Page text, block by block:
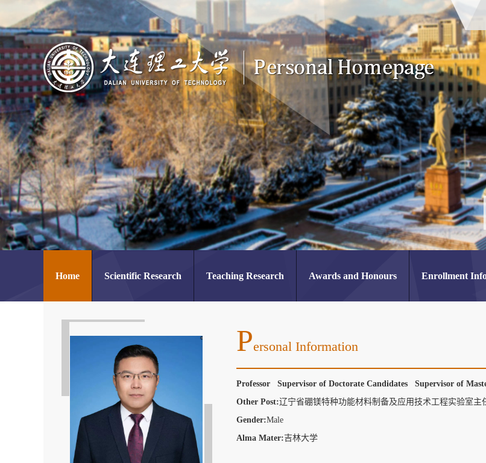
Home Scientific Research Teaching Research Awards and Honours Enrollment
PErsonal Information
Professor Supervisor of Doctorate Candidates Supervisor of
Other Post:辽宁省硼镁特种功能材料制备及应用技术工程实验室主
Gender:Male
Alma Mater:吉林大学